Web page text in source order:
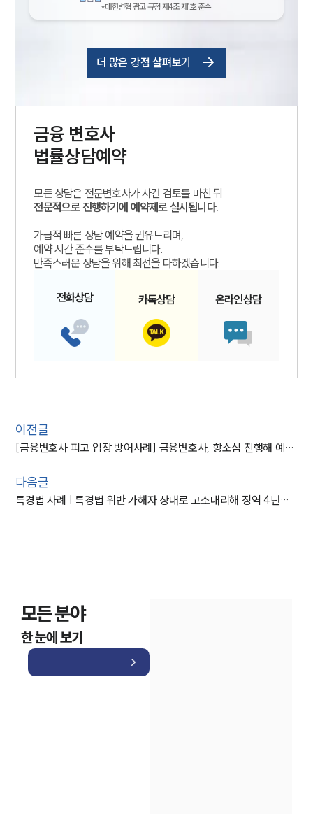
*대한변협 광고 규정 제4조 제1호 준수
더 많은 강점 살펴보기
금융 변호사
법률상담예약
모든 상담은 전문변호사가 사건 검토를 마친 뒤
전문적으로 진행하기에 예약제로 실시됩니다.
가급적 빠른 상담 예약을 권유드리며,
예약 시간 준수를 부탁드립니다.
만족스러운 상담을 위해 최선을 다하겠습니다.
전화상담 카톡상담 온라인상담
이전글
[금융변호사 피고 입장 방어사례] 금융변호사, 항소심 진행해 예금반환 1심 판결 뒤집고 피고 패소 부분 취소 결정
다음글
특경법 사례 | 특경법 위반 가해자 상대로 고소대리해 징역 4년형 받아내
모든 분야
한 눈에 보기